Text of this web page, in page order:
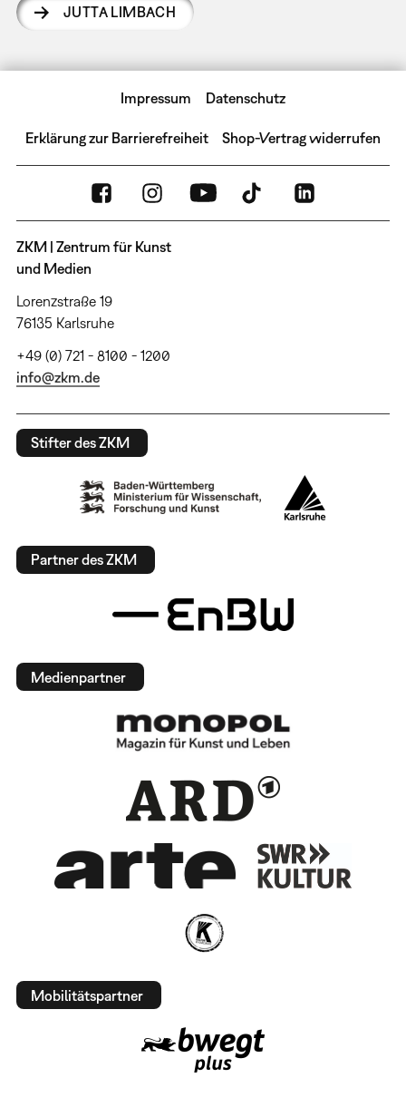
JUTTA LIMBACH
Impressum Datenschutz
Erklärung zur Barrierefreiheit Shop-Vertrag widerrufen
ZKM | Zentrum für Kunst
und Medien
Lorenzstraße 19
76135 Karlsruhe
+49 (0) 721 - 8100 - 1200
info@zkm.de
Stifter des ZKM
Partner des ZKM
Medienpartner
Mobilitätspartner